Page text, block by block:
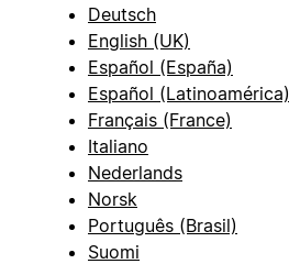
Deutsch
English (UK)
Español (España)
Español (Latinoamérica)
Français (France)
Italiano
Nederlands
Norsk
Português (Brasil)
Suomi